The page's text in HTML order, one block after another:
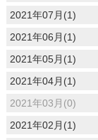
2021年07月(1)
2021年06月(1)
2021年05月(1)
2021年04月(1)
2021年03月(0)
2021年02月(1)